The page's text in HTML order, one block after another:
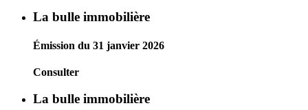
La bulle immobilière
Émission du 31 janvier 2026
Consulter
La bulle immobilière